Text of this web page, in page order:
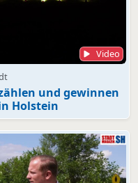
Video
und gewinnen
Holstein